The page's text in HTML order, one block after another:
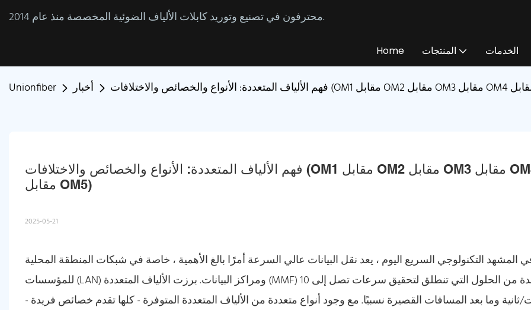
محترفون في تصنيع وتوريد كابلات الألياف الضوئية المخصصة منذ عام 2014.
Home المنتجات الخدمات
Unionfiber أخبار
فهم الألياف المتعددة: الأنواع والخصائص والاختلافات (OM1 مقابل OM2 مقابل OM3 مقابل OM4
مقابل OM5)
2025-05-21
المشهد التكنولوجي السريع اليوم ، يعد نقل البيانات عالي السرعة أمرًا بالغ الأهمية ، خاصة في شبكات المنطقة المحلية
للمؤسسات (LAN) ومراكز البيانات. برزت الألياف المتعددة (MMF) كواحدة من الحلول التي تنطلق لتحقيق سرعات تصل إلى 10
ثانية وما بعد المسافات القصيرة نسبيًا. مع وجود أنواع متعددة من الألياف المتعددة المتوفرة - كلها تقدم خصائص فريدة -